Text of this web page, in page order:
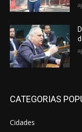
CATEGORIAS
Cidades